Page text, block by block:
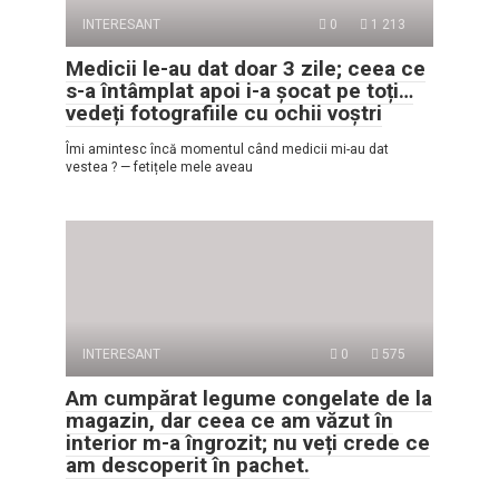
INTERESANT 0 1 213
Medicii le-au dat doar 3 zile; ceea ce
s-a întâmplat apoi i-a șocat pe toți…
vedeți fotografiile cu ochii voștri
Îmi amintesc încă momentul când medicii mi-au dat
vestea ? — fetițele mele aveau
INTERESANT 0 575
Am cumpărat legume congelate de la
magazin, dar ceea ce am văzut în
interior m-a îngrozit; nu veți crede ce
am descoperit în pachet.